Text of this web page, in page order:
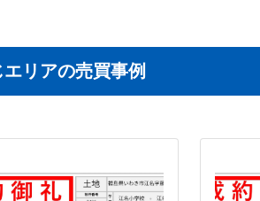
エリアの売買事例